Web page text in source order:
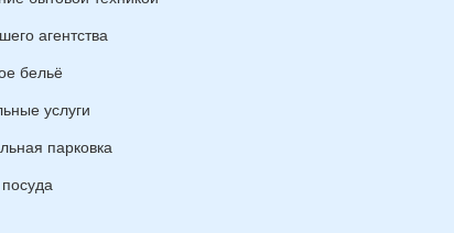
агентства
бельё
услуги
парковка